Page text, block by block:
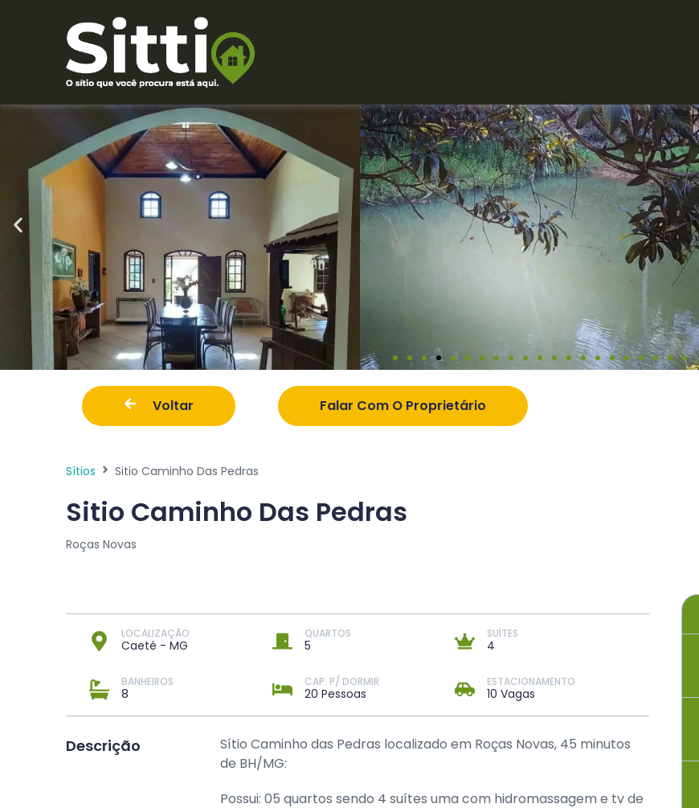
Voltar Falar Com O Proprietário
Sítios Sitio Caminho Das Pedras
Sitio Caminho Das Pedras
Roças Novas
LOCALIZAÇÃO
Caeté - MG
QUARTOS
5
SUÍTES
4
BANHEIROS
8
CAP. P/ DORMIR
20 Pessoas
ESTACIONAMENTO
10 Vagas
Descrição
Sítio Caminho das Pedras localizado em Roças Novas, 45 minutos
de BH/MG:
Possui: 05 quartos sendo 4 suítes uma com hidromassagem e tv de